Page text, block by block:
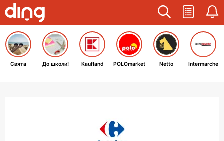
Свята До школи! Kaufland POLOmarket Netto Intermarche